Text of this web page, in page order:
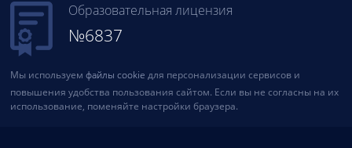
Образовательная лицензия
№6837
Мы используем файлы cookie для персонализации сервисов и
повышения удобства пользования сайтом. Если вы не согласны на их
использование, поменяйте настройки браузера.